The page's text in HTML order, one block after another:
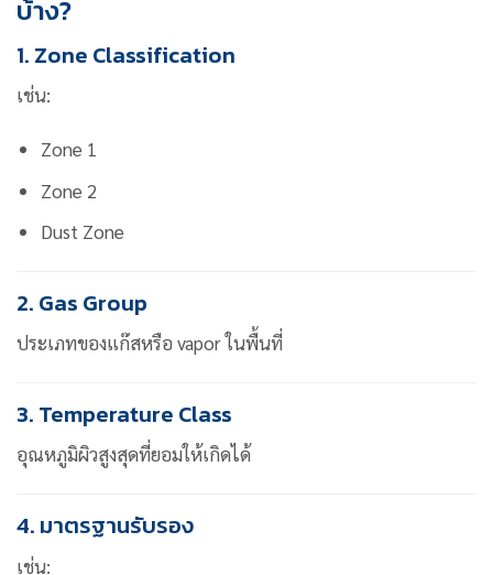
บ้าง?
1. Zone Classification
เช่น:
Zone 1
Zone 2
Dust Zone
2. Gas Group
ประเภทของแก๊สหรือ vapor ในพื้นที่
3. Temperature Class
อุณหภูมิผิวสูงสุดที่ยอมให้เกิดได้
4. มาตรฐานรับรอง
เช่น: